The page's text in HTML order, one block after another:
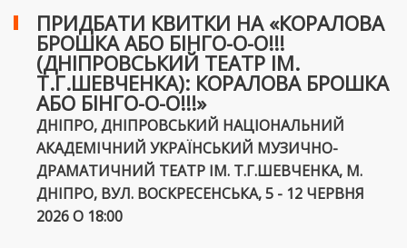
ПРИДБАТИ КВИТКИ НА «КОРАЛОВА
БРОШКА АБО БІНГО-О-О!!!
(ДНІПРОВСЬКИЙ ТЕАТР ІМ.
Т.Г.ШЕВЧЕНКА): КОРАЛОВА БРОШКА
АБО БІНГО-О-О!!!»
ДНІПРО, ДНІПРОВСЬКИЙ НАЦІОНАЛЬНИЙ
АКАДЕМІЧНИЙ УКРАЇНСЬКИЙ МУЗИЧНО-
ДРАМАТИЧНИЙ ТЕАТР ІМ. Т.Г.ШЕВЧЕНКА, М.
ДНІПРО, ВУЛ. ВОСКРЕСЕНСЬКА, 5 - 12 ЧЕРВНЯ
2026 О 18:00